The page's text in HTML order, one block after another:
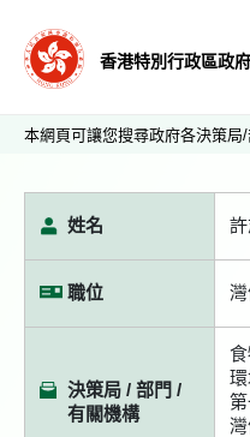
香港特別行政區政
本網頁可讓您搜尋政府各決策
姓名
職位
決策局 / 部門 /
有關機構